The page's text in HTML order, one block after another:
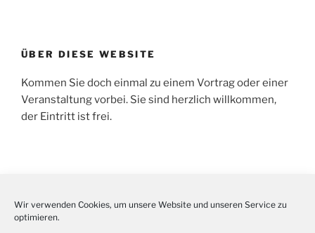
Wir verwenden Cookies, um unsere Website und unseren Service zu
optimieren.
ÜBER DIESE WEBSITE
Kommen Sie doch einmal zu einem Vortrag oder einer
Veranstaltung vorbei. Sie sind herzlich willkommen,
der Eintritt ist frei.
Suche
nach: